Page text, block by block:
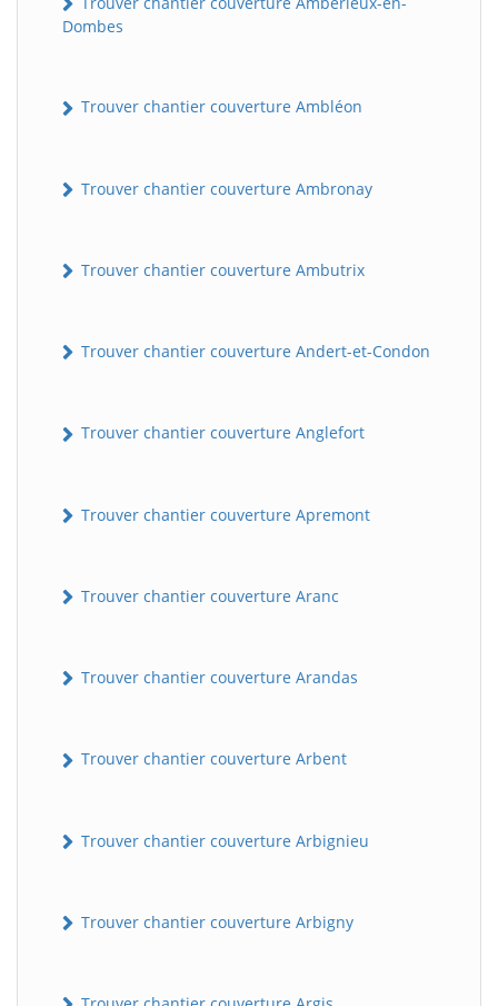
Dombes
Trouver chantier couverture Ambléon
Trouver chantier couverture Ambronay
Trouver chantier couverture Ambutrix
Trouver chantier couverture Andert-et-Condon
Trouver chantier couverture Anglefort
Trouver chantier couverture Apremont
Trouver chantier couverture Aranc
Trouver chantier couverture Arandas
Trouver chantier couverture Arbent
Trouver chantier couverture Arbignieu
Trouver chantier couverture Arbigny